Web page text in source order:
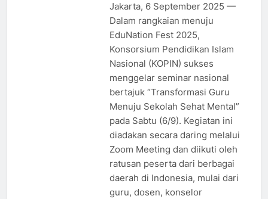
Jakarta, 6 September 2025 —
Dalam rangkaian menuju
EduNation Fest 2025,
Konsorsium Pendidikan Islam
Nasional (KOPIN) sukses
menggelar seminar nasional
bertajuk “Transformasi Guru
Menuju Sekolah Sehat Mental”
pada Sabtu (6/9). Kegiatan ini
diadakan secara daring melalui
Zoom Meeting dan diikuti oleh
ratusan peserta dari berbagai
daerah di Indonesia, mulai dari
guru, dosen, konselor